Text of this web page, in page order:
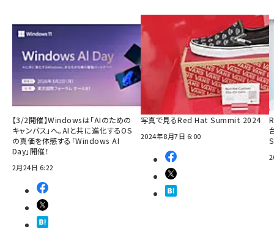
【3/2開催】Windowsは「AIのための
キャンバス」へ。AIと共に進化するOS
の真価を体感する「Windows AI
Day」開催！
2月24日 6:22
写真で見るRed Hat Summit 2024
2024年8月7日 6:00